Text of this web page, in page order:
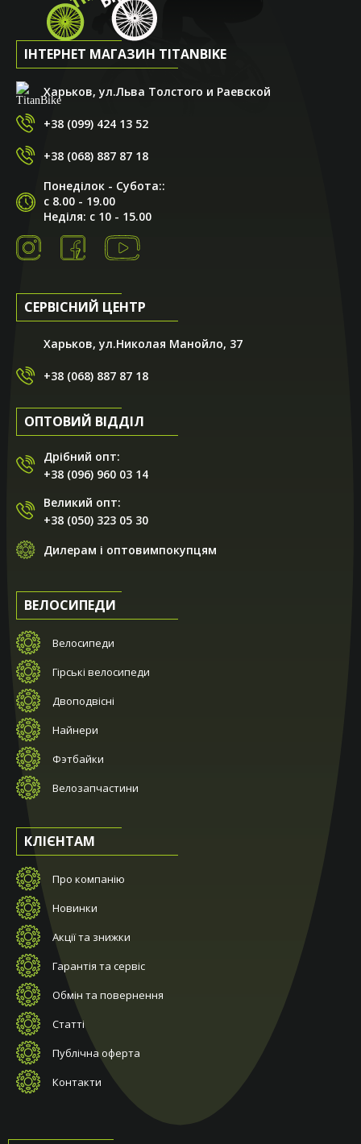
ІНТЕРНЕТ МАГАЗИН TITANBIKE
Харьков, ул.Льва Толстого и Раевской
+38 (099) 424 13 52
+38 (068) 887 87 18
Понеділок - Субота::
с 8.00 - 19.00
Неділя: с 10 - 15.00
СЕРВІСНИЙ ЦЕНТР
Харьков, ул.Николая Манойло, 37
+38 (068) 887 87 18
ОПТОВИЙ ВІДДІЛ
Дрібний опт:
+38 (096) 960 03 14
Великий опт:
+38 (050) 323 05 30
Дилерам і оптовимпокупцям
ВЕЛОСИПЕДИ
Велосипеди
Гірські велосипеди
Двоподвісні
Найнери
Фэтбайки
Велозапчастини
КЛІЄНТАМ
Про компанію
Новинки
Акції та знижки
Гарантія та сервіс
Обмін та повернення
Статті
Публічна оферта
Контакти